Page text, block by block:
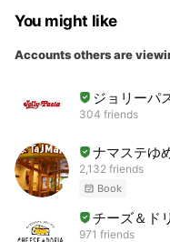
You might like
Accounts others are
ジョリーパ
304 friends
ナマステゆ
2,132 friends
Book
チーズ＆ド
971 friends